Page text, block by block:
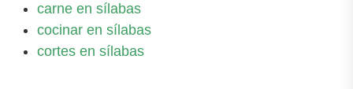
carne en sílabas
cocinar en sílabas
cortes en sílabas